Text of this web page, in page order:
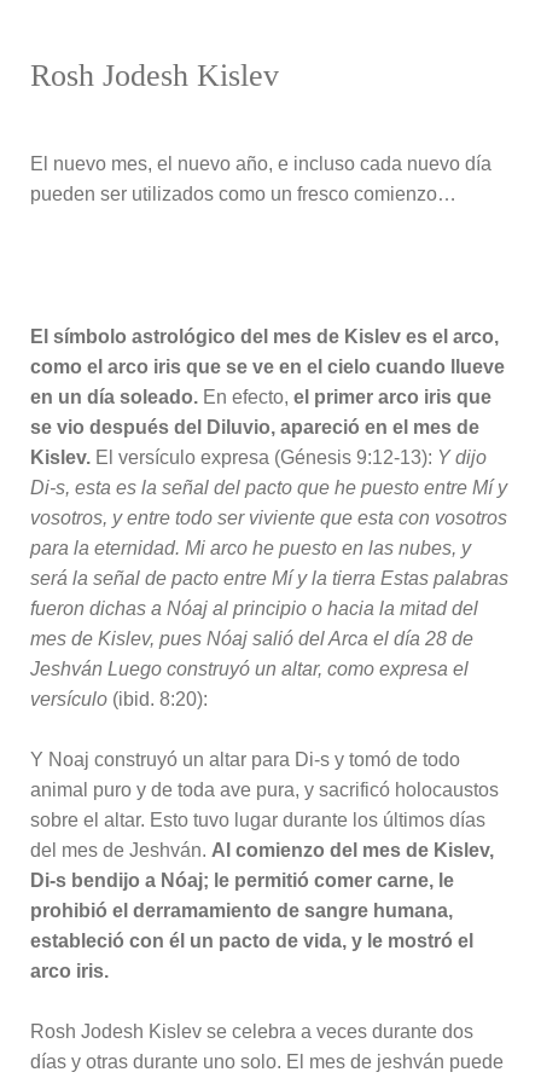
Rosh Jodesh Kislev
El nuevo mes, el nuevo año, e incluso cada nuevo día
pueden ser utilizados como un fresco comienzo…
El símbolo astrológico del mes de Kislev es el arco,
como el arco iris que se ve en el cielo cuando llueve
en un día soleado. En efecto, el primer arco iris que
se vio después del Diluvio, apareció en el mes de
Kislev. El versículo expresa (Génesis 9:12-13): Y dijo
Di-s, esta es la señal del pacto que he puesto entre Mí y
vosotros, y entre todo ser viviente que esta con vosotros
para la eternidad. Mi arco he puesto en las nubes, y
será la señal de pacto entre Mí y la tierra Estas palabras
fueron dichas a Nóaj al principio o hacia la mitad del
mes de Kislev, pues Nóaj salió del Arca el día 28 de
Jeshván Luego construyó un altar, como expresa el
versículo (ibid. 8:20):
Y Noaj construyó un altar para Di-s y tomó de todo
animal puro y de toda ave pura, y sacrificó holocaustos
sobre el altar. Esto tuvo lugar durante los últimos días
del mes de Jeshván. Al comienzo del mes de Kislev,
Di-s bendijo a Nóaj; le permitió comer carne, le
prohibió el derramamiento de sangre humana,
estableció con él un pacto de vida, y le mostró el
arco iris.
Rosh Jodesh Kislev se celebra a veces durante dos
días y otras durante uno solo. El mes de jeshván puede